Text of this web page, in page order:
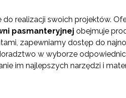
realizacji swoich projektów.
pasmanteryjnej obejmuje
zapewniamy dostęp do
w wyborze
im najlepszych narzędzi i